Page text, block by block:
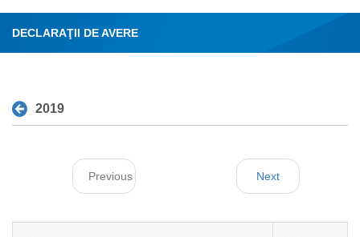
DECLARAŢII DE AVERE
2019
Previous Next